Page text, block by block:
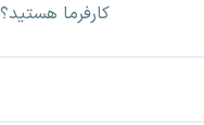
کارفرما هستید؟